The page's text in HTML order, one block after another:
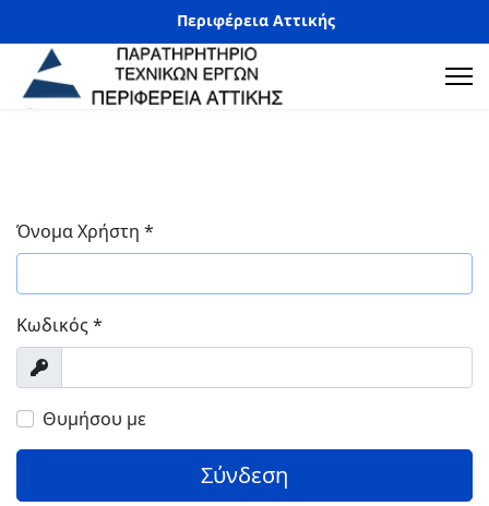
Περιφέρεια Αττικής
Όνομα Χρήστη *
Κωδικός*
Προβολή
Θυμήσου με
Σύνδεση